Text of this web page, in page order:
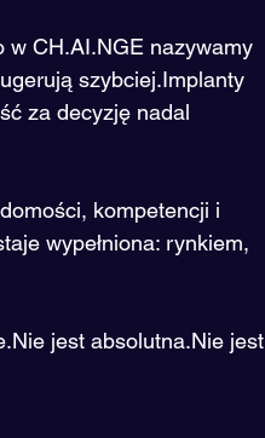
w CH.AI.NGE nazywamy
szybciej.Implanty
za decyzję nadal
kompetencji i
wypełniona: rynkiem,
jest absolutna.Nie jest